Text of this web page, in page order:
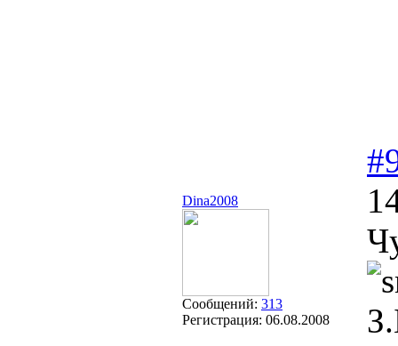
Dina2008
Сообщений: 313
Регистрация: 06.08.2008